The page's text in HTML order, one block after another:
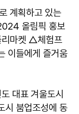
계획하고 있는
올림픽 홍보
마켓 △체험프
이들에게 즐거움
대표 겨울도시
시 붐업조성에 동